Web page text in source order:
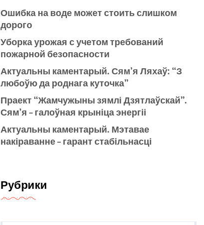
Ошибка на воде может стоить слишком
дорого
Уборка урожая с учетом требований
пожарной безопасности
Актуальны каментарый. Сям’я Ляхаў: “З
любоўю да роднага куточка”
Праект “Жамчужыны зямлі Дзятлаўскай”.
Сям’я – галоўная крыніца энергіі
Актуальны каментарый. Мэтавае
накіраванне – гарант стабільнасці
Рубрики